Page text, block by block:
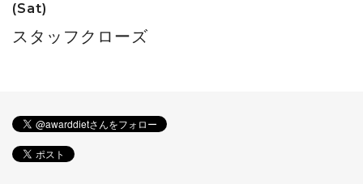
(Sat)
スタッフクローズ